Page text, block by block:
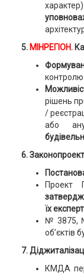
5. МІНРЕГІОН.
контролю
рішень
/
або
6.
Проект
їх
№ 3875,
об’єктів
7.
КМДА